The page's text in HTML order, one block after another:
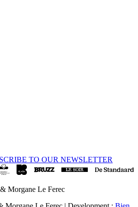
TO OUR NEWSLETTER
Morgane Le Ferec